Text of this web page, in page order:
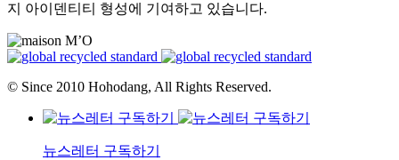
지 아이덴티티 형성에 기여하고 있습니다.
© Since 2010 Hohodang, All Rights Reserved.
뉴스레터 구독하기